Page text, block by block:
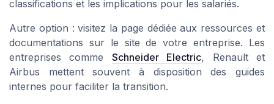
classifications et les implications pour les salariés.
Autre option : visitez la page dédiée aux ressources et
documentations sur le site de votre entreprise. Les
entreprises comme Schneider Electric, Renault et
Airbus mettent souvent à disposition des guides
internes pour faciliter la transition.